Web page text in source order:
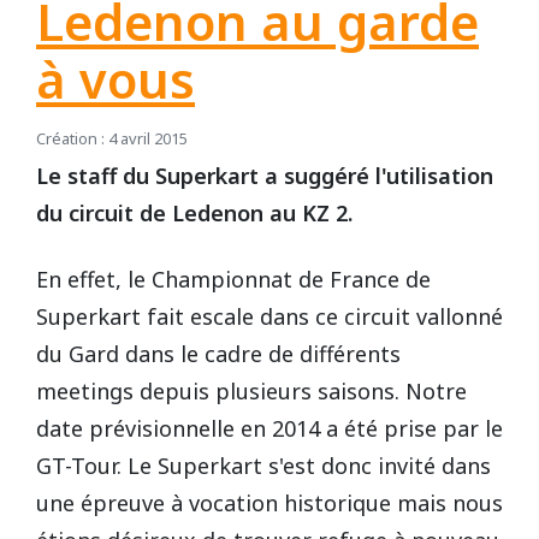
Ledenon au garde
à vous
Création : 4 avril 2015
Le staff du Superkart a suggéré l'utilisation
du circuit de Ledenon au KZ 2.
En effet, le Championnat de France de
Superkart fait escale dans ce circuit vallonné
du Gard dans le cadre de différents
meetings depuis plusieurs saisons. Notre
date prévisionnelle en 2014 a été prise par le
GT-Tour. Le Superkart s'est donc invité dans
une épreuve à vocation historique mais nous
2017
2015
2012
2011
2010
2013
2011
2008
2007
2006
2014
2012
DIJON
HAUTE SAINTONGE
LE MANS
LE VIGEANT
LEDENON
REPUBLIQUE TCHEQUE
SUEDE
Vidéos 2010
Vidéos 2008
Vidéos 2006
Vidéos 2005
Vidéos 2003
Vidéos 2002